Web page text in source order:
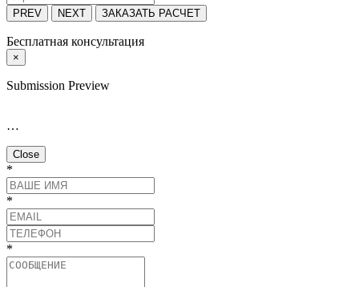
PREV NEXT ЗАКАЗАТЬ РАСЧЕТ
Бесплатная консультация
×
Submission Preview
…
Close
*
*
*